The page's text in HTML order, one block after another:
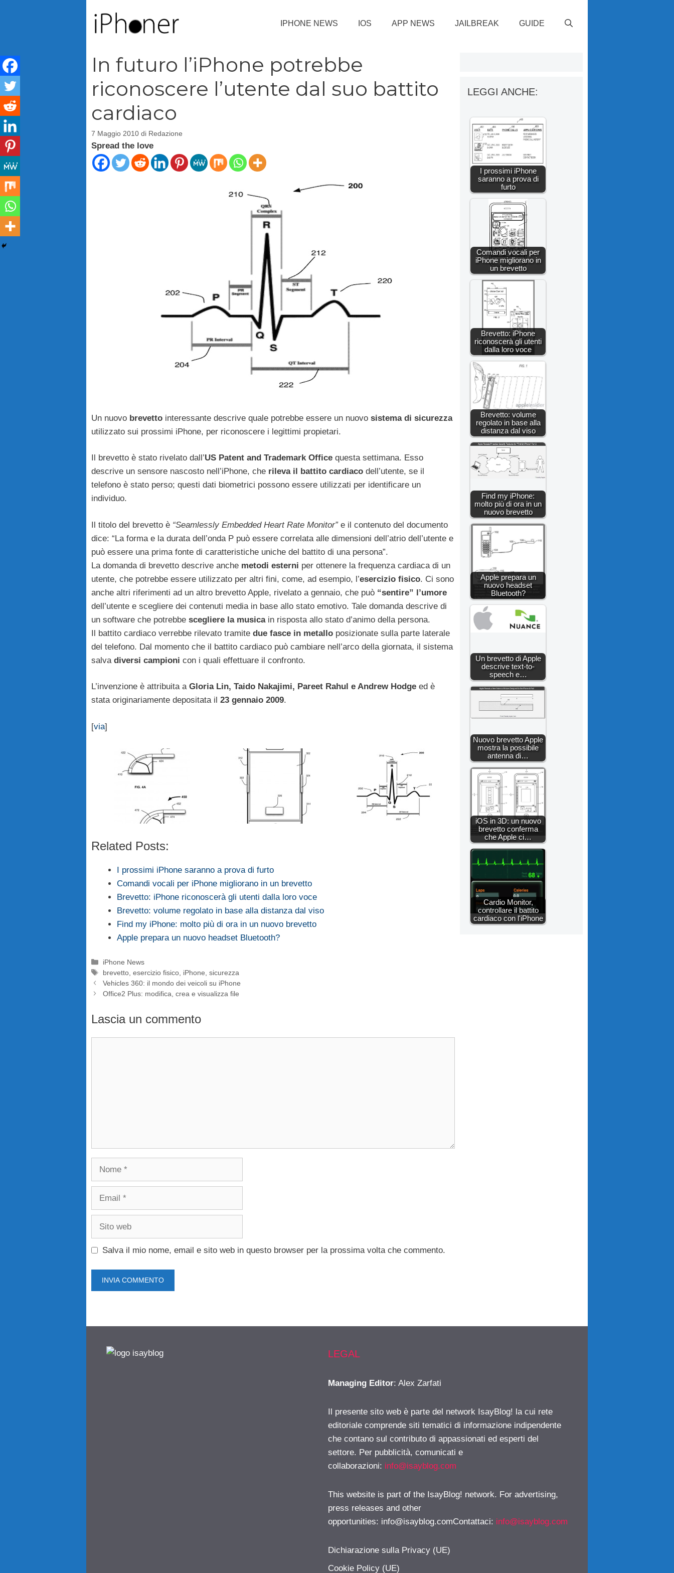
IPHONE NEWS IOS APP NEWS JAILBREAK GUIDE
In futuro l’iPhone potrebbe
riconoscere l’utente dal suo battito
cardiaco
7 Maggio 2010 di Redazione
Spread the love
Un nuovo brevetto interessante descrive quale potrebbe essere un nuovo sistema di sicurezza
utilizzato sui prossimi iPhone, per riconoscere i legittimi propietari.
Il brevetto è stato rivelato dall’US Patent and Trademark Office questa settimana. Esso
descrive un sensore nascosto nell’iPhone, che rileva il battito cardiaco dell’utente, se il
telefono è stato perso; questi dati biometrici possono essere utilizzati per identificare un
individuo.
Il titolo del brevetto è “Seamlessly Embedded Heart Rate Monitor”e il contenuto del documento
dice: “La forma e la durata dell’onda P può essere correlata alle dimensioni dell’atrio dell’utente e
può essere una prima fonte di caratteristiche uniche del battito di una persona”.
La domanda di brevetto descrive anche metodi esterni per ottenere la frequenza cardiaca di un
utente, che potrebbe essere utilizzato per altri fini, come, ad esempio, l’esercizio fisico. Ci sono
anche altri riferimenti ad un altro brevetto Apple, rivelato a gennaio, che può “sentire” l’umore
dell’utente e scegliere dei contenuti media in base allo stato emotivo. Tale domanda descrive di
un software che potrebbe scegliere la musicain risposta allo stato d’animo della persona.
Il battito cardiaco verrebbe rilevato tramite due fasce in metallo posizionate sulla parte laterale
del telefono. Dal momento che il battito cardiaco può cambiare nell’arco della giornata, il sistema
salva diversi campioni con i quali effettuare il confronto.
L’invenzione è attribuita a Gloria Lin, Taido Nakajimi, Pareet Rahul e Andrew Hodge ed è
stata originariamente depositata il 23 gennaio 2009.
[via]
Related Posts:
I prossimi iPhone saranno a prova di furto
Comandi vocali per iPhone migliorano in un brevetto
Brevetto: iPhone riconoscerà gli utenti dalla loro voce
Brevetto: volume regolato in base alla distanza dal viso
Find my iPhone: molto più di ora in un nuovo brevetto
Apple prepara un nuovo headset Bluetooth?
Categorie
iPhone News
Tag
brevetto ,esercizio fisico iPhone ,sicurezza
Vehicles 360: il mondo dei veicoli su iPhone
Office2 Plus: modifica, crea e visualizza file
Lascia un commento
Salva il mio nome, email e sito web in questo browser per la prossima volta che commento.
LEGGI ANCHE:
I prossimi iPhone
saranno a prova di
furto
Comandi vocali per
iPhone migliorano in
un brevetto
Brevetto: iPhone
riconoscerà gli utenti
dalla loro voce
Brevetto: volume
regolato in base alla
distanza dal viso
Find my iPhone:
molto più di ora in un
nuovo brevetto
Apple prepara un
nuovo headset
Bluetooth?
Un brevetto di Apple
descrive text-to-
speech e…
Nuovo brevetto Apple
mostra la possibile
antenna di…
iOS in 3D: un nuovo
brevetto conferma
che Apple ci…
Cardio Monitor,
controllare il battito
cardiaco con l'iPhone
LEGAL
Managing Editor: Alex Zarfati
Il presente sito web è parte del network IsayBlog! la cui rete
editoriale comprende siti tematici di informazione indipendente
che contano sul contributo di appassionati ed esperti del
settore. Per pubblicità, comunicati e
collaborazioni: info@isayblog.com
This website is part of the IsayBlog! network. For advertising,
press releases and other
opportunities: info@isayblog.comContattaci: info@isayblog.com
Dichiarazione sulla Privacy (UE)
Cookie Policy (UE)